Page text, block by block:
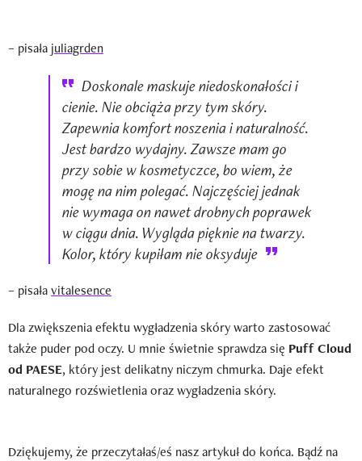
– pisała juliagrden
Doskonale maskuje niedoskonałości i
cienie. Nie obciąża przy tym skóry.
Zapewnia komfort noszenia i naturalność.
Jest bardzo wydajny. Zawsze mam go
przy sobie w kosmetyczce, bo wiem, że
mogę na nim polegać. Najczęściej jednak
nie wymaga on nawet drobnych poprawek
w ciągu dnia. Wygląda pięknie na twarzy.
Kolor, który kupiłam nie oksyduje
– pisałavitalesence
Dla zwiększenia efektu wygładzenia skóry warto zastosować
także puder pod oczy. U mnie świetnie sprawdza się Puff Cloud
od PAESE, który jest delikatny niczym chmurka. Daje efekt
naturalnego rozświetlenia oraz wygładzenia skóry.
Dziękujemy, że przeczytałaś/eś nasz artykuł do końca. Bądź na